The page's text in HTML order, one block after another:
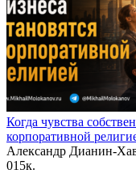
Когда чувства
корпоративной
Александр Дианин-
015к.